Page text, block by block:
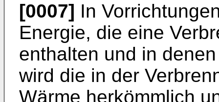
[0007] In
Energie, die eine
enthalten und in
wird die in der
Wärme herkömmlich